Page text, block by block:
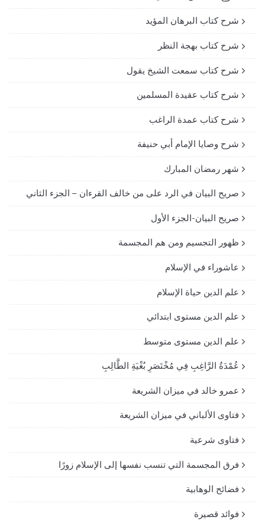
شرح كتاب البرهان المؤيد
شرح كتاب بهجة النظر
شرح كتاب سمعت الشيخ يقول
شرح كتاب عقيدة المسلمين
شرح كتاب عمدة الراغب
شرح وصايا الإمام أبي حنيفة
شهر رمضان المبارك
صريح البيان في الرد على من خالف القرءان – الجزء الثاني
صريح البيان-الجزء الأول
ظهور التجسيم ومن هم المجسمة
عاشوراء في الإسلام
علم الدين حياة الإسلام
علم الدين مستوى ابتدائي
علم الدين مستوى متوسط
عُمْدَةُ الرَّاغِبِ فِي مُخْتَصَرِ بُغْيَةِ الطَّالِبِ
عمرو خالد في ميزان الشريعة
فتاوى الألباني في ميزان الشريعة
فتاوى شرعية
فرق المجسمة التي تنسب نفسها إلى الإسلام زورًا
فضائح الوهابية
فوائد قصيرة